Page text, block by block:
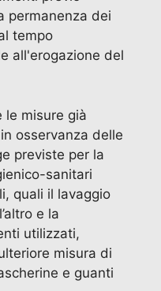
permanenza dei
tempo
all'erogazione del
le misure già
osservanza delle
previste per la
sanitari
quali il lavaggio
e la
utilizzati,
misura di
e guanti